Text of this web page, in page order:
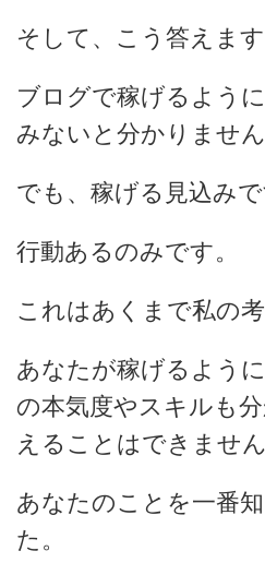
そして、こう答えます
ブログで稼げるよう
みないと分かりません
でも、稼げる見込みで
行動あるのみです。
これはあくまで私の
あなたが稼げるよう
の本気度やスキルも
えることはできません
あなたのことを一番
た。